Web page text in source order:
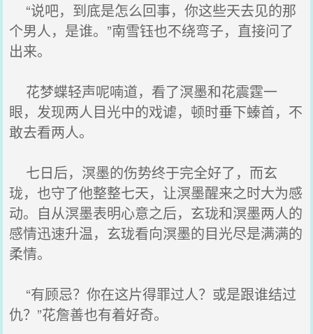
“说吧，到底是怎么回事，你这些天去见的那
个男人，是谁。”南雪钰也不绕弯子，直接问了
出来。
花梦蝶轻声呢喃道，看了溟墨和花震霆一
眼，发现两人目光中的戏谑，顿时垂下螓首，不
敢去看两人。
七日后，溟墨的伤势终于完全好了，而玄
珑，也守了他整整七天，让溟墨醒来之时大为感
动。自从溟墨表明心意之后，玄珑和溟墨两人的
感情迅速升温，玄珑看向溟墨的目光尽是满满的
柔情。
“有顾忌？你在这片得罪过人？或是跟谁结过
仇？”花詹善也有着好奇。